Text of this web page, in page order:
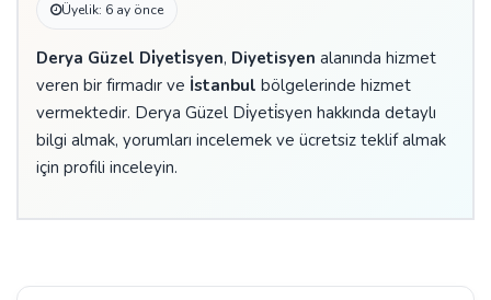
Üyelik: 6 ay önce
Derya Güzel Di̇yeti̇syen, Diyetisyen alanında hizmet
veren bir firmadır ve İstanbul bölgelerinde hizmet
vermektedir. Derya Güzel Di̇yeti̇syen hakkında detaylı
bilgi almak, yorumları incelemek ve ücretsiz teklif almak
için profili inceleyin.